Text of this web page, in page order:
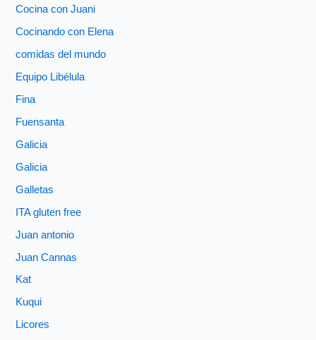
Cocina con Juani
Cocinando con Elena
comidas del mundo
Equipo Libélula
Fina
Fuensanta
Galicia
Galicia
Galletas
ITA gluten free
Juan antonio
Juan Cannas
Kat
Kuqui
Licores